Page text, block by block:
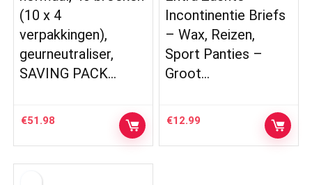
(10 x 4
verpakkingen),
geurneutraliser,
SAVING PACK…
€51.98
Incontinentie Briefs
– Wax, Reizen,
Sport Panties –
Groot…
€12.99